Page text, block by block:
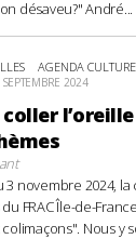
désaveu?" André...
AGENDA
2024
3 novembre 2024,
FRAC Île-de-
Nous y